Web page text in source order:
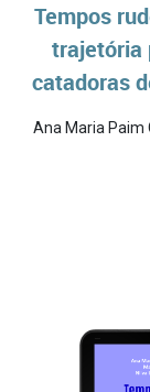
Tempos
trajetória
catadoras
Ana Maria Paim